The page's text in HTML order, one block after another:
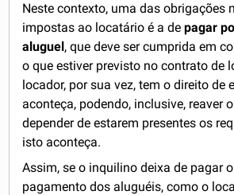
Neste contexto, uma das obrigações
impostas ao locatário é a depagar
aluguel, que deve ser cumprida em
o que estiver previsto no contrato de
locador, por sua vez, tem o direito de
aconteça, podendo, inclusive, reaver
depender de estarem presentes os
isto aconteça.
Assim, se o inquilino deixa de pagar
pagamento dos aluguéis, como o